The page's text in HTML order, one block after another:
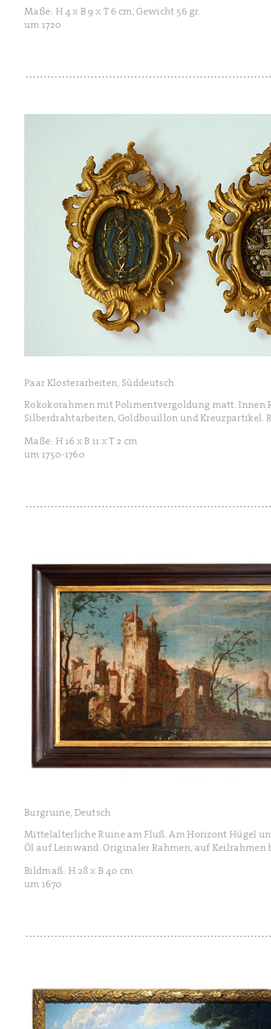
Maße: H 4 x B 9 x T 6 cm, Gewicht 56 gr.
um 1720
Paar Klosterarbeiten, Süddeutsch
Rokokorahmen mit Polimentvergoldung matt. Innen
Silberdrahtarbeiten, Goldbouillon und Kreuzpartikel.
Maße: H 16 x B 11 x T 2 cm
um 1750-1760
Burgruine, Deutsch
Mittelalterliche Ruine am Fluß. Am Horizont Hügel
Öl auf Leinwand. Originaler Rahmen, auf Keilrahmen
Bildmaß: H 28 x B 40 cm
um 1670